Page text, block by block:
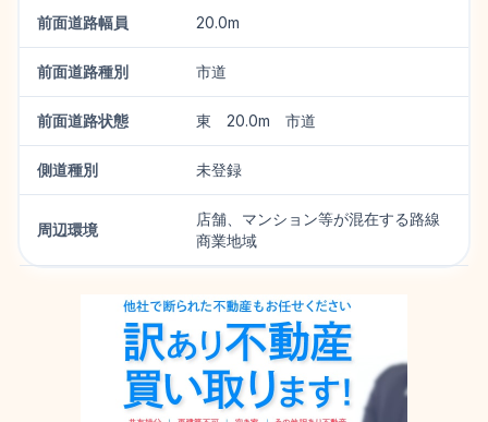
前面道路幅員 20.0m
前面道路種別 市道
前面道路状態 東 20.0m 市道
側道種別 未登録
周辺環境
店舗、マンション等が混在する路線
商業地域